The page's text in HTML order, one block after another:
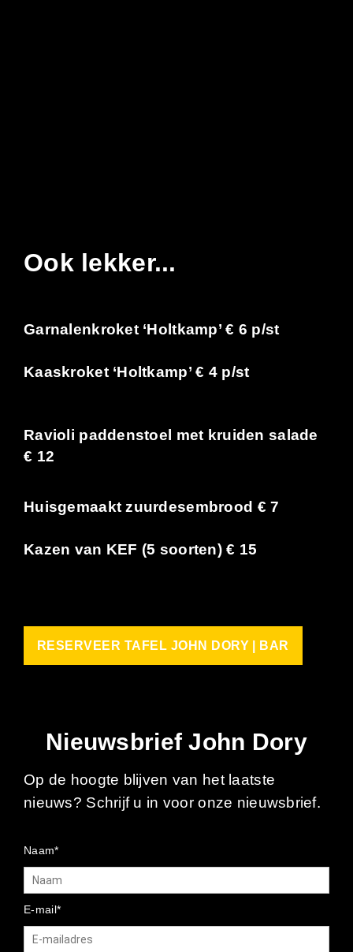
Ook lekker...
Garnalenkroket ‘Holtkamp’ € 6 p/st
Kaaskroket ‘Holtkamp’ € 4 p/st
Ravioli paddenstoel met kruiden salade
€ 12
Huisgemaakt zuurdesembrood € 7
Kazen van KEF (5 soorten) € 15
RESERVEER TAFEL JOHN DORY | BAR
Nieuwsbrief John Dory
Op de hoogte blijven van het laatste
nieuws? Schrijf u in voor onze nieuwsbrief.
Naam*
E-mail*